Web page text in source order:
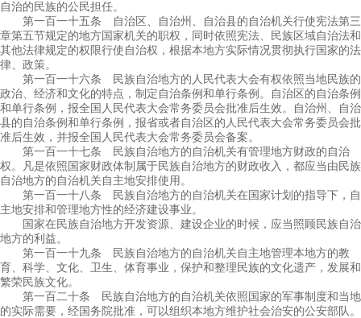
自治的民族的公民担任。
第一百一十五条 自治区、自治州、自治县的自治机关行使宪法第三
章第五节规定的地方国家机关的职权，同时依照宪法、民族区域自治法和
其他法律规定的权限行使自治权，根据本地方实际情况贯彻执行国家的法
律、政策。
第一百一十六条 民族自治地方的人民代表大会有权依照当地民族的
政治、经济和文化的特点，制定自治条例和单行条例。自治区的自治条例
和单行条例，报全国人民代表大会常务委员会批准后生效。自治州、自治
县的自治条例和单行条例，报省或者自治区的人民代表大会常务委员会批
准后生效，并报全国人民代表大会常务委员会备案。
第一百一十七条 民族自治地方的自治机关有管理地方财政的自治
权。凡是依照国家财政体制属于民族自治地方的财政收入，都应当由民族
自治地方的自治机关自主地安排使用。
第一百一十八条 民族自治地方的自治机关在国家计划的指导下，自
主地安排和管理地方性的经济建设事业。
国家在民族自治地方开发资源、建设企业的时候，应当照顾民族自治
地方的利益。
第一百一十九条 民族自治地方的自治机关自主地管理本地方的教
育、科学、文化、卫生、体育事业，保护和整理民族的文化遗产，发展和
繁荣民族文化。
第一百二十条 民族自治地方的自治机关依照国家的军事制度和当地
的实际需要，经国务院批准，可以组织本地方维护社会治安的公安部队。